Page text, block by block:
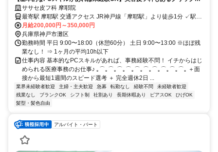
事務！駅徒歩1分＆残業なし
ササセ皮フ科 摩耶院
最寄駅 摩耶駅 交通アクセス JR神戸線「摩耶駅」より徒歩1分 ✓駅近
で通勤ラクラク♪
月給200,000円～350,000円
兵庫県神戸市灘区
勤務時間 平日 9:00〜18:00（休憩60分） 土日 9:00〜13:00 ※ほぼ残
業なし！ ⇒ 1ヶ月の平均10h以下
仕事内容 基本的なPCスキルがあれば、事務経験不問！ イチからはじ
められる医療事務のお仕事♪ ｡⌒｡⌒｡⌒｡⌒｡⌒｡⌒｡⌒｡⌒｡⌒｡⌒｡ ＋面
接から最短1週間のスピード選考 ＋ 完全週休2日 ...
業界未経験者歓迎 主婦・主夫歓迎 急募 転勤なし 経験不問
未経験者歓迎
残業なし
ブランクOK シフト制 社割あり 長期休暇あり ピアスOK
ひげOK
髪型・髪色自由
アルバイト・パート